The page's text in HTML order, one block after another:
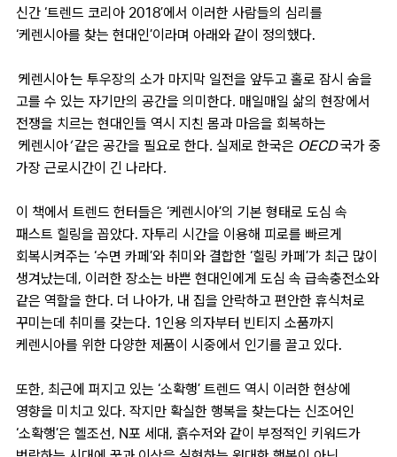
신간 ‘트렌드 코리아 2018’에서 이러한 사람들의 심리를
‘케렌시아를 찾는 현대인’이라며 아래와 같이 정의했다.
‘케렌시아’는 투우장의 소가 마지막 일전을 앞두고 홀로 잠시 숨을
고를 수 있는 자기만의 공간을 의미한다. 매일매일 삶의 현장에서
전쟁을 치르는 현대인들 역시 지친 몸과 마음을 회복하는
‘케렌시아’ 같은 공간을 필요로 한다. 실제로 한국은 OECD 국가 중
가장 근로시간이 긴 나라다.
이 책에서 트렌드 헌터들은 ‘케렌시아’의 기본 형태로 도심 속
패스트 힐링을 꼽았다. 자투리 시간을 이용해 피로를 빠르게
회복시켜주는 ‘수면 카페’와 취미와 결합한 ‘힐링 카페’가 최근 많이
생겨났는데, 이러한 장소는 바쁜 현대인에게 도심 속 급속충전소와
같은 역할을 한다. 더 나아가, 내 집을 안락하고 편안한 휴식처로
꾸미는데 취미를 갖는다. 1인용 의자부터 빈티지 소품까지
케렌시아를 위한 다양한 제품이 시중에서 인기를 끌고 있다.
또한, 최근에 퍼지고 있는 ‘소확행’ 트렌드 역시 이러한 현상에
영향을 미치고 있다. 작지만 확실한 행복을 찾는다는 신조어인
‘소확행’은 헬조선, N포 세대, 흙수저와 같이 부정적인 키워드가